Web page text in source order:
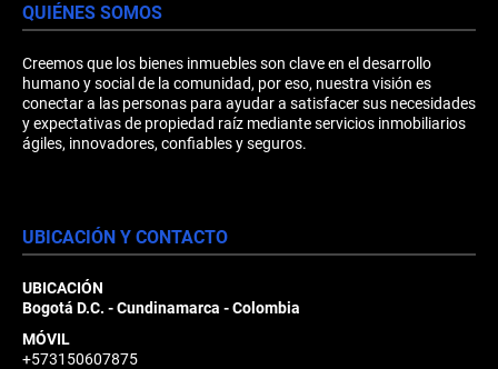
QUIÉNES SOMOS
Creemos que los bienes inmuebles son clave en el desarrollo
humano y social de la comunidad, por eso, nuestra visión es
conectar a las personas para ayudar a satisfacer sus necesidades
y expectativas de propiedad raíz mediante servicios inmobiliarios
ágiles, innovadores, confiables y seguros.
UBICACIÓN Y CONTACTO
UBICACIÓN
Bogotá D.C. - Cundinamarca - Colombia
MÓVIL
+573150607875